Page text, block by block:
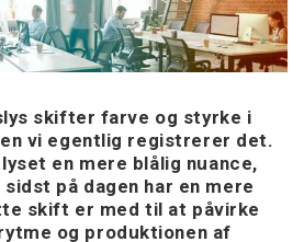
skifter farve og styrke i
vi egentlig registrerer det.
en mere blålig nuance,
på dagen har en mere
skift er med til at påvirke
og produktionen af